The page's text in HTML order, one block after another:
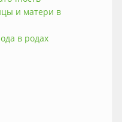
и матери в
в родах